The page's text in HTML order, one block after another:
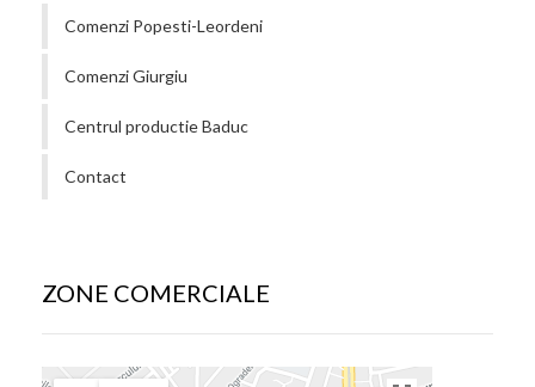
Comenzi Popesti-Leordeni
Comenzi Giurgiu
Centrul productie Baduc
Contact
ZONE COMERCIALE